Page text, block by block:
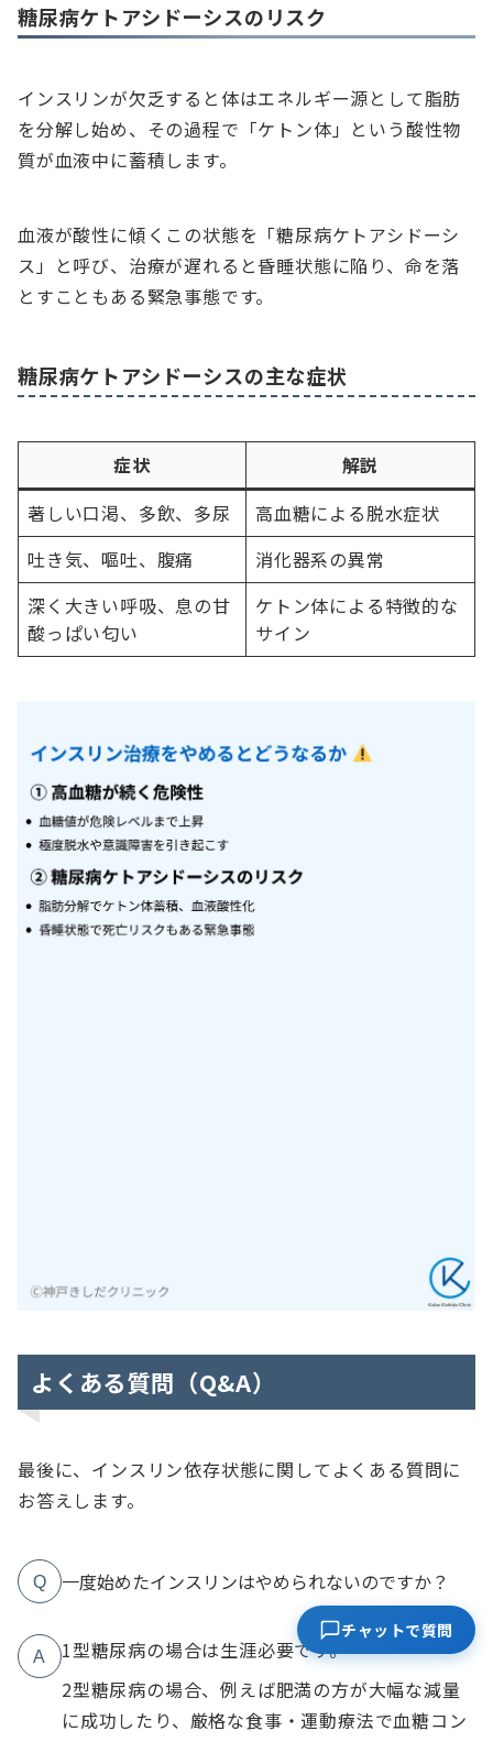
糖尿病ケトアシドーシスのリスク
インスリンが欠乏すると体はエネルギー源として脂肪
を分解し始め、その過程で「ケトン体」という酸性物
質が血液中に蓄積します。
血液が酸性に傾くこの状態を「糖尿病ケトアシドーシ
ス」と呼び、治療が遅れると昏睡状態に陥り、命を落
とすこともある緊急事態です。
糖尿病ケトアシドーシスの主な症状
症状
解説
著しい口渇、多飲、多尿
高血糖による脱水症状
吐き気、嘔吐、腹痛
消化器系の異常
深く大きい呼吸、息の甘
酸っぱい匂い
ケトン体による特徴的な
サイン
よくある質問（Q&A）
最後に、インスリン依存状態に関してよくある質問に
お答えします。
Q 一度始めたインスリンはやめられないのですか？
A
1型糖尿病の場合は生涯必要です。
2型糖尿病の場合、例えば肥満の方が大幅な減量
に成功したり、厳格な食事・運動療法で血糖コン
チャットで質問